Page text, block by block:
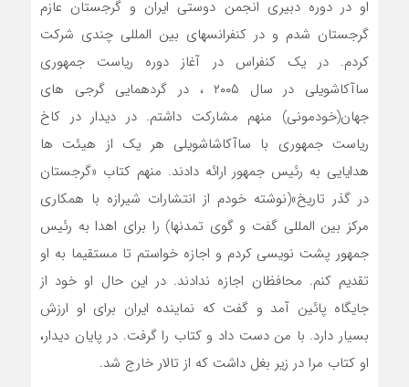
او در دوره دبیری انجمن دوستی ایران و گرجستان عازم
گرجستان شدم و در کنفرانسهای بین المللی چندی شرکت
کردم. در یک کنفراس در آغاز دوره ریاست جمهوری
ساآکاشویلی در سال ۲۰۰۵ ، در گردهمایی گرجی های
جهان(خودمونی) منهم مشارکت داشتم. در دیدار در کاخ
ریاست جمهوری با ساآکاشاشویلی هر یک از هیئت ها
هدایایی به رئیس جمهور ارائه دادند. منهم کتاب «گرجستان
در گذر تاریخ»(نوشته خودم از انتشارات شیرازه با همکاری
مرکز بین المللی گفت و گوی تمدنها) را برای اهدا به رئیس
جمهور پشت نویسی کردم و اجازه خواستم تا مستقیما به او
تقدیم کنم. محافظان اجازه ندادند. در این حال او خود از
جایگاه پائین آمد و گفت که نماینده ایران برای او ارزش
بسیار دارد. با من دست داد و کتاب را گرفت. در پایان دیدار،
او کتاب مرا در زیر بغل داشت که از تالار خارج شد.